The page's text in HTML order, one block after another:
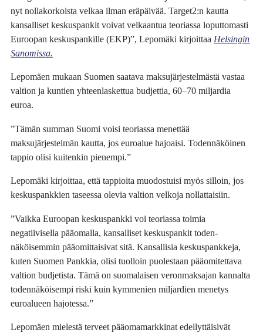
nyt nollakorkoista velkaa ilman eräpäivää. Target2:n kautta
kansalliset keskuspankit voivat velkaantua teoriassa loputtomasti
Euroopan keskuspankille (EKP)”, Lepomäki kirjoittaaHelsingin
Sanomissa.
Lepomäen mukaan Suomen saatava maksujärjestelmästä vastaa
valtion ja kuntien yhteenlaskettua budjettia, 60–70 miljardia
euroa.
”Tämän summan Suomi voisi teoriassa menettää
maksujärjestelmän kautta, jos euroalue hajoaisi. Todennäköinen
tappio olisi kuitenkin pienempi.”
Lepomäki kirjoittaa, että tappioita muodostuisi myös silloin, jos
keskuspankkien taseessa olevia valtion velkoja nollattaisiin.
”Vaikka ­Euroopan keskuspankki voi teoriassa toimia
negatiivisella pääomalla, kansalliset keskuspankit toden­
näköisemmin pääomittaisivat sitä. Kansallisia keskuspankkeja,
kuten Suomen Pankkia, olisi tuolloin puolestaan pääomitettava
valtion budjetista. Tämä on suomalaisen veronmaksajan kannalta
todennäköisempi riski kuin kymmenien miljardien menetys
euroalueen hajotessa.”
Lepomäen mielestä terveet pääomamarkkinat edellyttäisivät